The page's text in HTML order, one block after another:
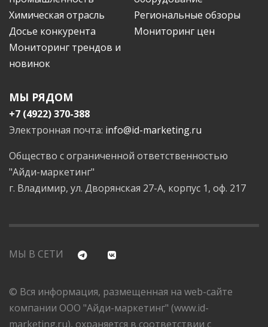
Химическая отрасль
Региональные обзоры
Досье конкурента
Мониторинг цен
Мониторинг трендов и
новинок
МЫ РЯДОМ
+7 (4922) 370-388
Электронная почта: info@id-marketing.ru
Общество с ограниченной ответственностью
"Айди-маркетинг"
г. Владимир, ул. Дворянская 27-А, корпус 1, оф. 217
МЫ В СЕТИ
© Вся информация, размещенная на web-сайте
компании ООО "Айди-маркетинг" (www.id-
marketing.ru), охраняется в соответствии с